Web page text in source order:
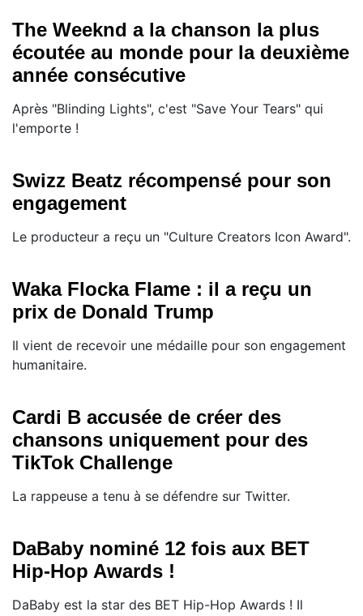
The Weeknd a la chanson la plus
écoutée au monde pour la deuxième
année consécutive
Après "Blinding Lights", c'est "Save Your Tears" qui
l'emporte !
Swizz Beatz récompensé pour son
engagement
Le producteur a reçu un "Culture Creators Icon Award".
Waka Flocka Flame : il a reçu un
prix de Donald Trump
Il vient de recevoir une médaille pour son engagement
humanitaire.
Cardi B accusée de créer des
chansons uniquement pour des
TikTok Challenge
La rappeuse a tenu à se défendre sur Twitter.
DaBaby nominé 12 fois aux BET
Hip-Hop Awards !
DaBaby est la star des BET Hip-Hop Awards ! Il